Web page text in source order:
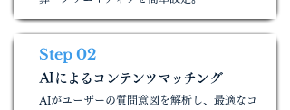
Step 02
AIによるコンテンツマッチング
AIがユーザーの質問意図を解析し、最適なコ